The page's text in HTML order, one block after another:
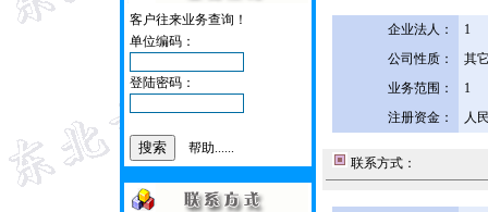
客户往来业务查询！
单位编码：
登陆密码：
帮助......
企业法人：
1
公司性质：
其
业务范围：
1
注册资金：
人
联系方式：